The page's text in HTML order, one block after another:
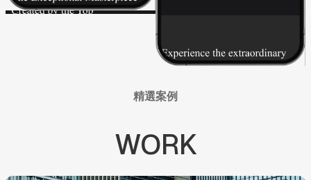
精選案例
WORK